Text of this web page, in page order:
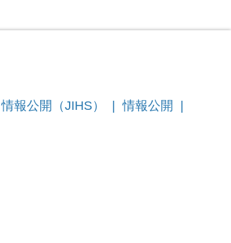
情報公開（JIHS） | 情報公開
|